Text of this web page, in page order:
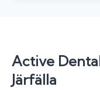
Active
Järfälla